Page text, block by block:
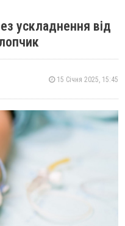
ускладнення від
15 Січня 2025, 15:45